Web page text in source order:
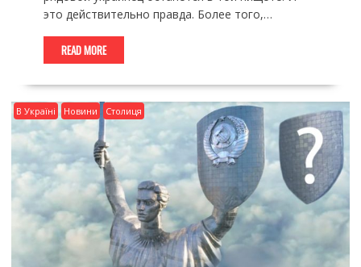
это действительно правда. Более того,…
READ MORE
В Україні Новини Столиця